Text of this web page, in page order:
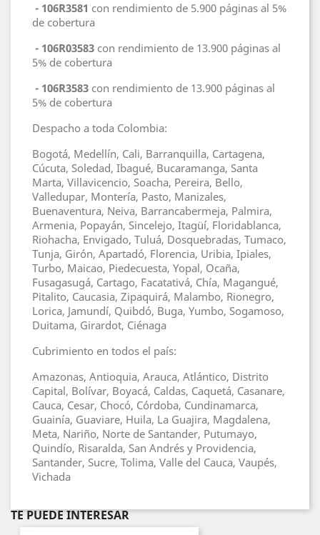
- 106R3581 con rendimiento de 5.900 páginas al 5%
de cobertura
- 106R03583 con rendimiento de 13.900 páginas al
5% de cobertura
- 106R3583 con rendimiento de 13.900 páginas al
5% de cobertura
Despacho a toda Colombia:
Bogotá, Medellín, Cali, Barranquilla, Cartagena,
Cúcuta, Soledad, Ibagué, Bucaramanga, Santa
Marta, Villavicencio, Soacha, Pereira, Bello,
Valledupar, Montería, Pasto, Manizales,
Buenaventura, Neiva, Barrancabermeja, Palmira,
Armenia, Popayán, Sincelejo, Itagüí, Floridablanca,
Riohacha, Envigado, Tuluá, Dosquebradas, Tumaco,
Tunja, Girón, Apartadó, Florencia, Uribia, Ipiales,
Turbo, Maicao, Piedecuesta, Yopal, Ocaña,
Fusagasugá, Cartago, Facatativá, Chía, Magangué,
Pitalito, Caucasia, Zipaquirá, Malambo, Rionegro,
Lorica, Jamundí, Quibdó, Buga, Yumbo, Sogamoso,
Duitama, Girardot, Ciénaga
Cubrimiento en todos el país:
Amazonas, Antioquia, Arauca, Atlántico, Distrito
Capital, Bolívar, Boyacá, Caldas, Caquetá, Casanare,
Cauca, Cesar, Chocó, Córdoba, Cundinamarca,
Guainía, Guaviare, Huila, La Guajira, Magdalena,
Meta, Nariño, Norte de Santander, Putumayo,
Quindío, Risaralda, San Andrés y Providencia,
Santander, Sucre, Tolima, Valle del Cauca, Vaupés,
Vichada
TE PUEDE INTERESAR